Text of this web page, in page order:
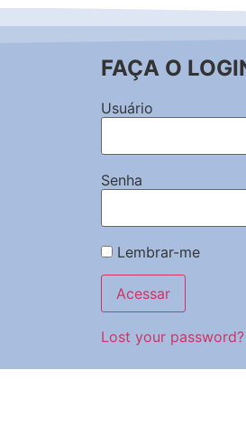
FAÇA O
Usuário
Senha
Lembrar-me
Lost your password?